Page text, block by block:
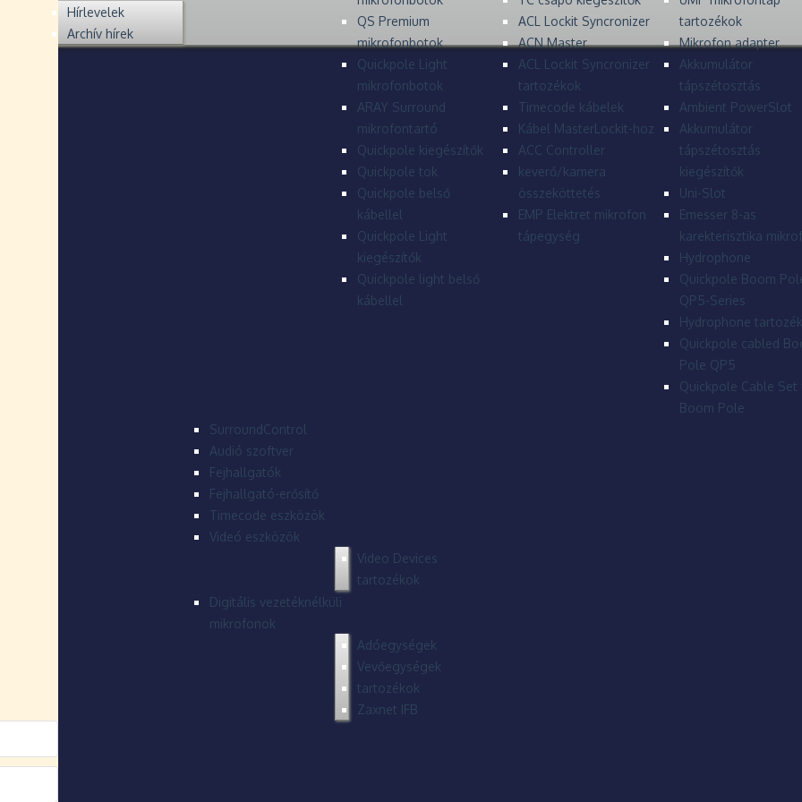
QS Premium
mikrofonbotok
Quickpole Light
mikrofonbotok
ARAY Surround
mikrofontartó
Quickpole kiegészítők
Quickpole tok
Quickpole belső
kábellel
Quickpole Light
kiegészítők
Quickpole light belső
kábellel
ACL Lockit Syncronizer
ACN Master
ACL Lockit Syncronizer
tartozékok
Timecode kábelek
Kábel MasterLockit-hoz
ACC Controller
keverő/kamera
összeköttetés
EMP Elektret mikrofon
tápegység
tartozékok
Mikrofon adapter
Akkumulátor
tápszétosztás
Ambient PowerSlot
Akkumulátor
tápszétosztás
kiegészítők
Uni-Slot
Emesser 8-as
karekterisztika
Hydrophone
Quickpole Boom
QP5-Series
Hydrophone
Quickpole cabled
Pole QP5
Quickpole Cable Set
Boom Pole
SurroundControl
Audió szoftver
Fejhallgatók
Fejhallgató-erősítő
Timecode eszközök
Videó eszközök
Video Devices
tartozékok
Digitális vezetéknélküli
mikrofonok
Adóegységek
Vevőegységek
tartozékok
Zaxnet IFB
Hírlevelek
Archív hírek